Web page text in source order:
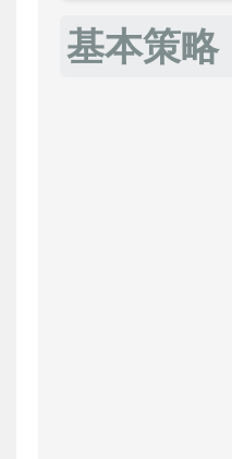
基本策略